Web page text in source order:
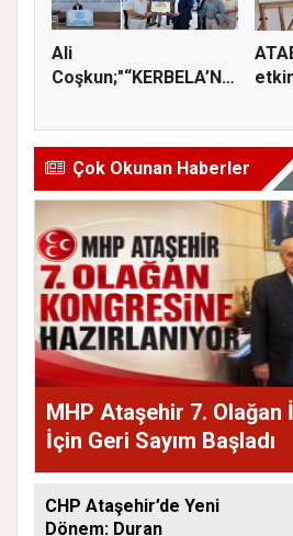
Ali
Coşkun;"“KERBELA’NIN
HA...
Çok Okunan Haberler
MHP Ataşehir 7. Olağan
İçin Geri Sayım Başladı
CHP Ataşehir’de Yeni
Dönem: Duran